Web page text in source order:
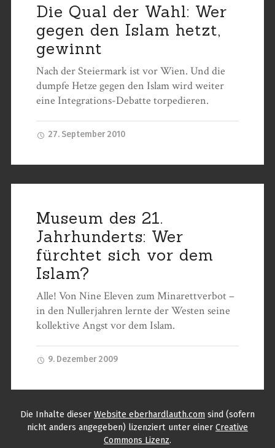
Die Qual der Wahl: Wer
gegen den Islam hetzt,
gewinnt
Nach der Steiermark ist vor Wien. Und die
dumpfe Hetze gegen den Islam wird weiter
eine Integrations-Debatte torpedieren.
27. September 2010
Museum des 21.
Jahrhunderts: Wer
fürchtet sich vor dem
Islam?
Alle! Von Nine Eleven zum Minarettverbot –
in den Nullerjahren lernte der Westen seine
kollektive Angst vor dem Islam.
9. Dezember 2009
Die Inhalte dieser Website eberhardlauth.com sind (sofern
nicht anders angegeben) lizenziert unter einer Creative
Commons Lizenz.